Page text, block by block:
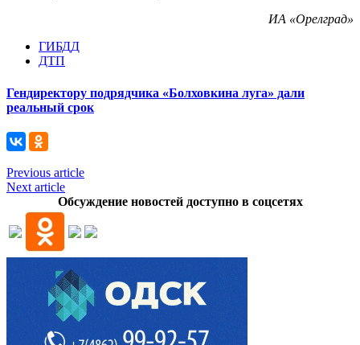
ИА «Орелград»
ГИБДД
ДТП
Гендиректору подрядчика «Болховкина луга» дали
реальный срок
Previous article
Next article
Обсуждение новостей доступно в соцсетях